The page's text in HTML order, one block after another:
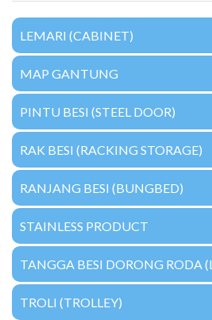
LEMARI (CABINET)
MAP GANTUNG
PINTU BESI (STEEL DOOR)
RAK BESI (RACKING STORAGE)
RANJANG BESI (BUNGBED)
STAINLESS PRODUCT
TANGGA BESI DORONG RODA
TROLI (TROLLEY)